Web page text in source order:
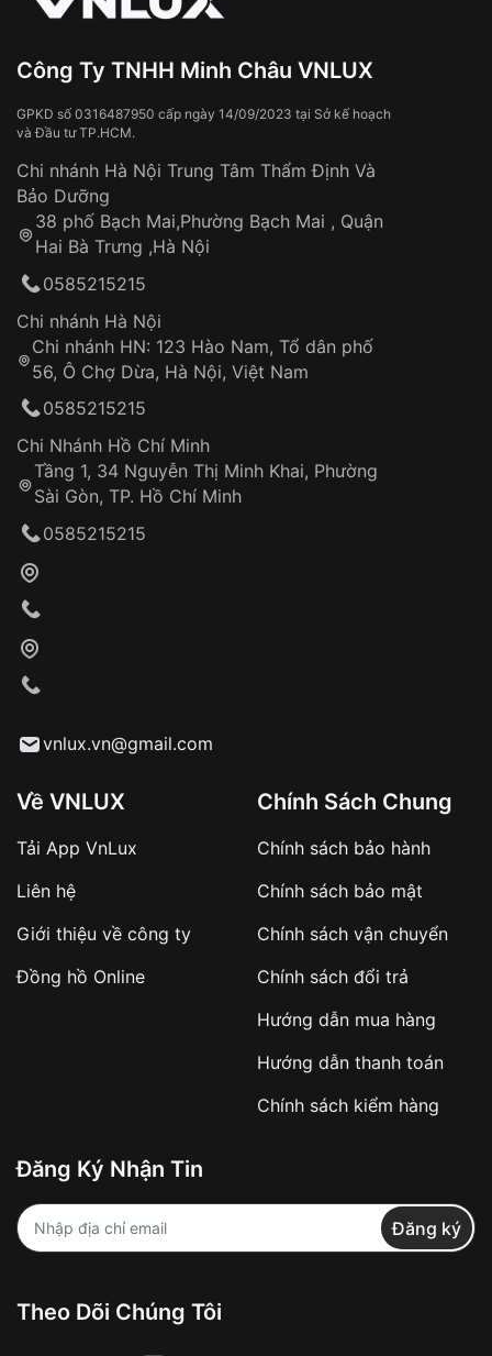
Công Ty TNHH Minh Châu VNLUX
GPKD số 0316487950 cấp ngày 14/09/2023 tại Sở kế hoạch
và Đầu tư TP.HCM.
Chi nhánh Hà Nội Trung Tâm Thẩm Định Và
Bảo Dưỡng
38 phố Bạch Mai,Phường Bạch Mai , Quận
Hai Bà Trưng ,Hà Nội
0585215215
Chi nhánh Hà Nội
Chi nhánh HN: 123 Hào Nam, Tổ dân phố
56, Ô Chợ Dừa, Hà Nội, Việt Nam
0585215215
Chi Nhánh Hồ Chí Minh
Tầng 1, 34 Nguyễn Thị Minh Khai, Phường
Sài Gòn, TP. Hồ Chí Minh
0585215215
vnlux.vn@gmail.com
Về VNLUX
Tải App VnLux
Liên hệ
Giới thiệu về công ty
Đồng hồ Online
Chính Sách Chung
Chính sách bảo hành
Chính sách bảo mật
Chính sách vận chuyển
Chính sách đổi trả
Hướng dẫn mua hàng
Hướng dẫn thanh toán
Chính sách kiểm hàng
Đăng Ký Nhận Tin
Đăng ký
Theo Dõi Chúng Tôi